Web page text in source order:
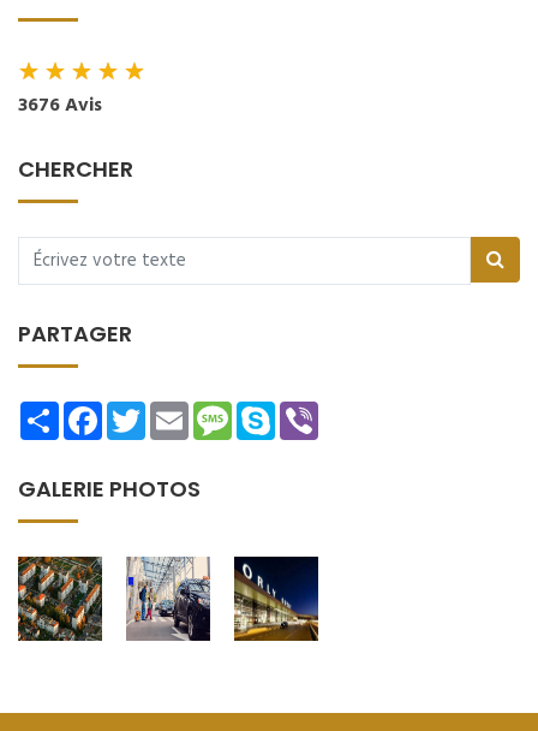
★★★★★
3676 Avis
CHERCHER
PARTAGER
ShareFacebookTwitterEmailMessage
Skype
GALERIE PHOTOS